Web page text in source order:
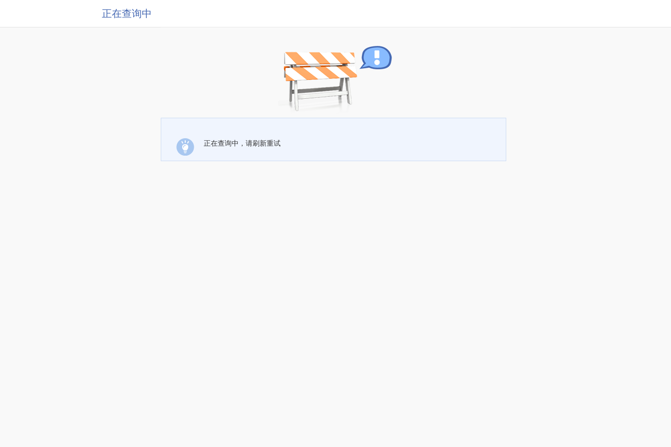
正在查询中
正在查询中，请刷新重试